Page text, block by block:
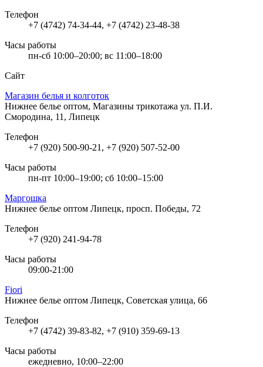
Телефон
+7 (4742) 74-34-44, +7 (4742) 23-48-38
Часы работы
пн-сб 10:00–20:00; вс 11:00–18:00
Сайт
Магазин белья и колготок
Нижнее белье оптом, Магазины трикотажа ул. П.И.
Смородина, 11, Липецк
Телефон
+7 (920) 500-90-21, +7 (920) 507-52-00
Часы работы
пн-пт 10:00–19:00; сб 10:00–15:00
Маргошка
Нижнее белье оптом Липецк, просп. Победы, 72
Телефон
+7 (920) 241-94-78
Часы работы
09:00-21:00
Fiori
Нижнее белье оптом Липецк, Советская улица, 66
Телефон
+7 (4742) 39-83-82, +7 (910) 359-69-13
Часы работы
ежедневно, 10:00–22:00